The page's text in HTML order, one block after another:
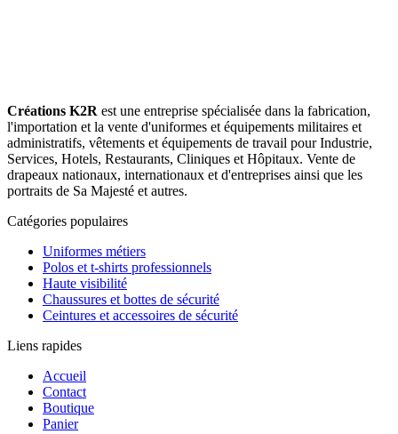
Créations K2R est une entreprise spécialisée dans la fabrication,
l'importation et la vente d'uniformes et équipements militaires et
administratifs, vêtements et équipements de travail pour Industrie,
Services, Hotels, Restaurants, Cliniques et Hôpitaux. Vente de
drapeaux nationaux, internationaux et d'entreprises ainsi que les
portraits de Sa Majesté et autres.
Catégories populaires
Uniformes métiers
Polos et t-shirts professionnels
Haute visibilité
Chaussures et bottes de sécurité
Ceintures et accessoires de sécurité
Liens rapides
Accueil
Contact
Boutique
Panier